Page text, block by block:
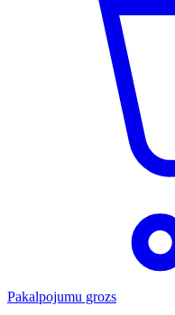
Pakalpojumu grozs